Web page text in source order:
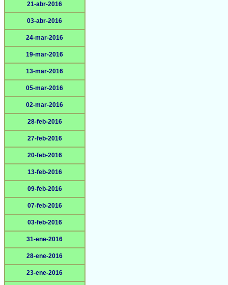
21-abr-2016
03-abr-2016
24-mar-2016
19-mar-2016
13-mar-2016
05-mar-2016
02-mar-2016
28-feb-2016
27-feb-2016
20-feb-2016
13-feb-2016
09-feb-2016
07-feb-2016
03-feb-2016
31-ene-2016
28-ene-2016
23-ene-2016